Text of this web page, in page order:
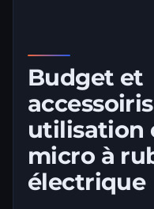
Budget et
utilisation
micro à
électrique